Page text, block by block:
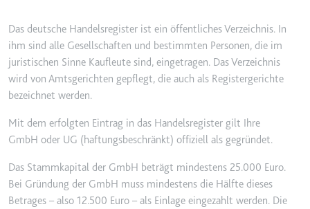
Das deutsche Handelsregister ist ein öffentliches Verzeichnis. In
ihm sind alle Gesellschaften und bestimmten Personen, die im
juristischen Sinne Kaufleute sind, eingetragen. Das Verzeichnis
wird von Amtsgerichten gepflegt, die auch als Registergerichte
bezeichnet werden.
Mit dem erfolgten Eintrag in das Handelsregister gilt Ihre
GmbH oder UG (haftungsbeschränkt) ­offiziell als gegründet.
Das Stammkapital der GmbH beträgt mindestens 25.000 Euro.
Bei Gründung der GmbH muss mindestens die Hälfte dieses
Betrages – also 12.500 Euro – als Einlage eingezahlt werden. Die